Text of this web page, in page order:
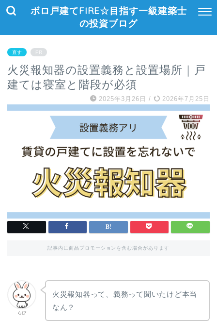
ボロ戸建てFIRE☆目指す一級建築士
の投資ブログ
直す PR
火災報知器の設置義務と設置場所｜戸
建ては寝室と階段が必須
2025年3月26日 / 2026年7月25日
記事内に商品プロモーションを含む場合があります
らび
火災報知器って、義務って聞いたけど本当
なん？